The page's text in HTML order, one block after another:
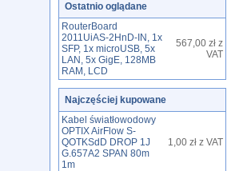
Ostatnio oglądane
RouterBoard
2011UiAS-2HnD-IN, 1x
SFP, 1x microUSB, 5x
LAN, 5x GigE, 128MB
RAM, LCD
567,00 zł z
VAT
Najczęściej kupowane
Kabel światłowodowy
OPTIX AirFlow S-
QOTKSdD DROP 1J
G.657A2 SPAN 80m
1m
1,00 zł z VAT